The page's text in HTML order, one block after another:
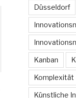
Düsseldorf
Kanban
Komplexität
Künstliche